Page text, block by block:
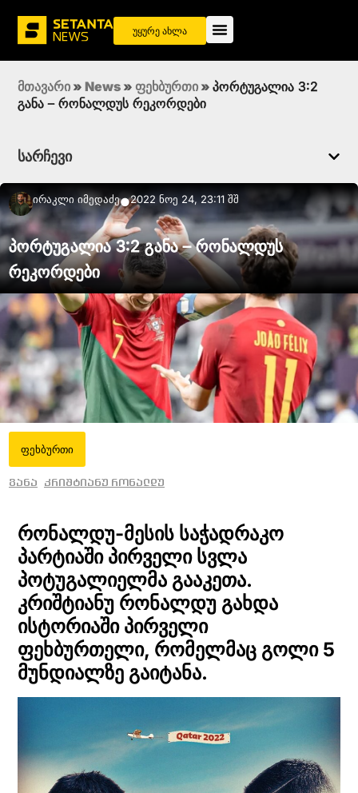
უყურე ახლა
მთავარი » News » ფეხბურთი » პორტუგალია 3:2
განა – რონალდუს რეკორდები
სარჩევი
Ირაკლი Იმედაძე●2022 ნოე 24, 23:11 შშ
პორტუგალია 3:2 განა – რონალდუს
რეკორდები
ფეხბურთი
განა კრიშტიანუ რონალდუ
რონალდუ-მესის საჭადრაკო
პარტიაში პირველი სვლა
პოტუგალიელმა გააკეთა.
კრიშტიანუ რონალდუ გახდა
ისტორიაში პირველი
ფეხბურთელი, რომელმაც გოლი 5
მუნდიალზე გაიტანა.